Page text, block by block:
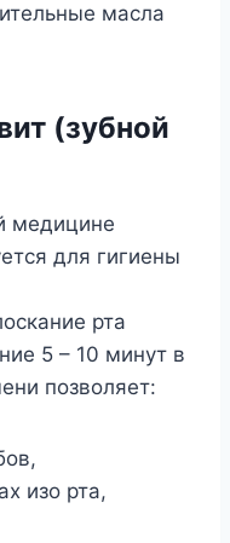
масла
(зубной
медицине
для гигиены
рта
5 – 10 минут в
позволяет:
изо рта,